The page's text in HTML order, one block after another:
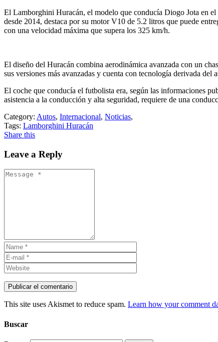
El Lamborghini Huracán, el modelo que conducía Diogo Jota en
desde 2014, destaca por su motor V10 de 5.2 litros que puede
con una velocidad máxima que supera los 325 km/h.
El diseño del Huracán combina aerodinámica avanzada con un
sus versiones más avanzadas y cuenta con tecnología derivada del
El coche que conducía el futbolista era, según las informaciones
asistencia a la conducción y alta seguridad, requiere de una
Category: Autos, Internacional, Noticias,
Tags: Lamborghini Huracán
Share this
Leave a Reply
This site uses Akismet to reduce spam. Learn how your comment
Buscar